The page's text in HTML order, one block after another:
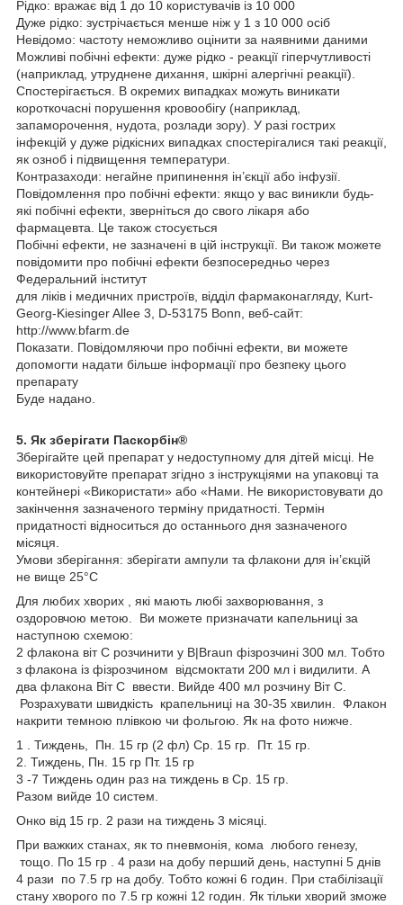
Рідко: вражає від 1 до 10 користувачів із 10 000
Дуже рідко: зустрічається менше ніж у 1 з 10 000 осіб
Невідомо: частоту неможливо оцінити за наявними даними
Можливі побічні ефекти: дуже рідко - реакції гіперчутливості
(наприклад, утруднене дихання, шкірні алергічні реакції).
Спостерігається. В окремих випадках можуть виникати
короткочасні порушення кровообігу (наприклад,
запаморочення, нудота, розлади зору). У разі гострих
інфекцій у дуже рідкісних випадках спостерігалися такі реакції,
як озноб і підвищення температури.
Контразаходи: негайне припинення ін’єкції або інфузії.
Повідомлення про побічні ефекти: якщо у вас виникли будь-
які побічні ефекти, зверніться до свого лікаря або
фармацевта. Це також стосується
Побічні ефекти, не зазначені в цій інструкції. Ви також можете
повідомити про побічні ефекти безпосередньо через
Федеральний інститут
для ліків і медичних пристроїв, відділ фармаконагляду, Kurt-
Georg-Kiesinger Allee 3, D-53175 Bonn, веб-сайт:
http://www.bfarm.de
Показати. Повідомляючи про побічні ефекти, ви можете
допомогти надати більше інформації про безпеку цього
препарату
Буде надано.
5. Як зберігати Паскорбін®
Зберігайте цей препарат у недоступному для дітей місці. Не
використовуйте препарат згідно з інструкціями на упаковці та
контейнері «Використати» або «Нами. Не використовувати до
закінчення зазначеного терміну придатності. Термін
придатності відноситься до останнього дня зазначеного
місяця.
Умови зберігання: зберігати ампули та флакони для ін’єкцій
не вище 25°C
Для любих хворих , які мають любі захворювання, з
оздоровчою метою. Ви можете призначати капельниці за
наступною схемою:
2 флакона віт С розчинити у B|Braun фізрозчині 300 мл. Тобто
з флакона із фізрозчином відсмоктати 200 мл і видилити. А
два флакона Віт С ввести. Вийде 400 мл розчину Віт С.
Розрахувати швидкість крапельниці на 30-35 хвилин. Флакон
накрити темною плівкою чи фольгою. Як на фото нижче.
1 . Тиждень, Пн. 15 гр (2 фл) Ср. 15 гр. Пт. 15 гр.
2. Тиждень, Пн. 15 гр Пт. 15 гр
3 -7 Тиждень один раз на тиждень в Ср. 15 гр.
Разом вийде 10 систем.
Онко від 15 гр. 2 рази на тиждень 3 місяці.
При важких станах, як то пневмонія, кома любого генезу,
тощо. По 15 гр . 4 рази на добу перший день, наступні 5 днів
4 рази по 7.5 гр на добу. Тобто кожні 6 годин. При стабілізації
стану хворого по 7.5 гр кожні 12 годин. Як тільки хворий зможе